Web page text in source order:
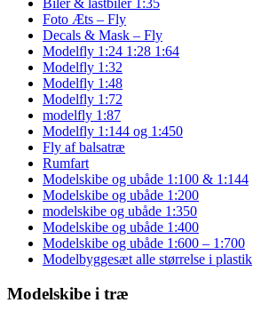
Biler & lastbiler 1:35
Foto Æts – Fly
Decals & Mask – Fly
Modelfly 1:24 1:28 1:64
Modelfly 1:32
Modelfly 1:48
Modelfly 1:72
modelfly 1:87
Modelfly 1:144 og 1:450
Fly af balsatræ
Rumfart
Modelskibe og ubåde 1:100 & 1:144
Modelskibe og ubåde 1:200
modelskibe og ubåde 1:350
Modelskibe og ubåde 1:400
Modelskibe og ubåde 1:600 – 1:700
Modelbyggesæt alle størrelse i plastik
Modelskibe i træ